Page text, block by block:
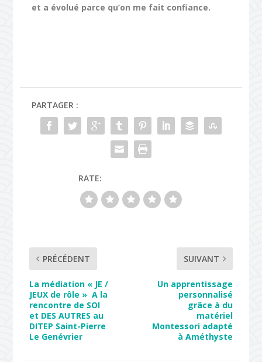
et a évolué parce qu’on me fait confiance.
PARTAGER :
RATE:
PRÉCÉDENT
La médiation « JE /
JEUX de rôle » A la
rencontre de SOI
et DES AUTRES au
DITEP Saint-Pierre
Le Genévrier
SUIVANT
Un apprentissage
personnalisé
grâce à du
matériel
Montessori adapté
à Améthyste